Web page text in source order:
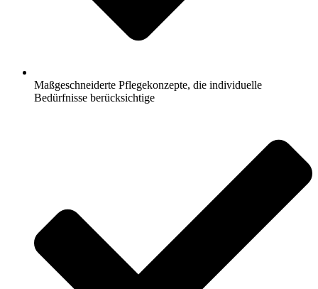
Maßgeschneiderte Pflegekonzepte, die individuelle
Bedürfnisse berücksichtige